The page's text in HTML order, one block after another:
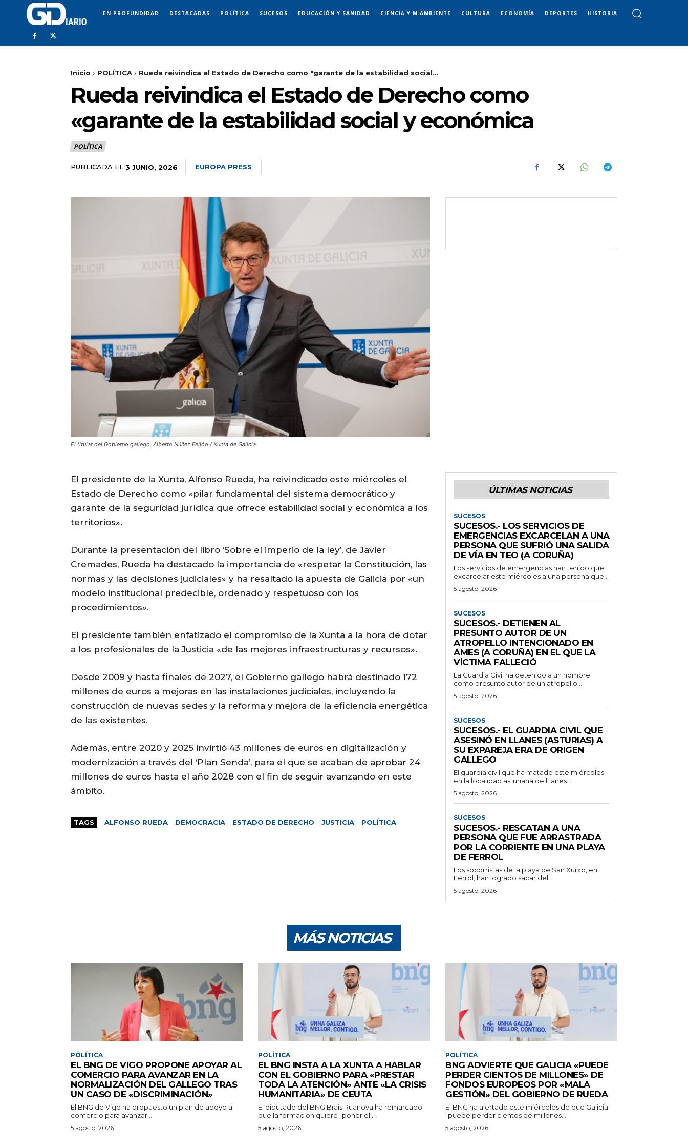
EN PROFUNDIDAD DESTACADAS POLÍTICA SUCESOS EDUCACIÓN Y SANIDAD CIENCIA Y M.AMBIENTE CULTURA ECONOMÍA DEPORTES HISTORIA
Inicio POLÍTICA Rueda reivindica el Estado de Derecho como "garante de la estabilidad social...
Rueda reivindica el Estado de Derecho como
«garante de la estabilidad social y económica
POLÍTICA
PUBLICADA EL 3 JUNIO, 2026 EUROPA PRESS
El titular del Gobierno gallego, Alberto Núñez Feijóo / Xunta de Galicia.
El presidente de la Xunta, Alfonso Rueda, ha reivindicado este miércoles el
Estado de Derecho como «pilar fundamental del sistema democrático y
garante de la seguridad jurídica que ofrece estabilidad social y económica a los
territorios».
Durante la presentación del libro ‘Sobre el imperio de la ley’, de Javier
Cremades, Rueda ha destacado la importancia de «respetar la Constitución, las
normas y las decisiones judiciales» y ha resaltado la apuesta de Galicia por «un
modelo institucional predecible, ordenado y respetuoso con los
procedimientos».
El presidente también enfatizado el compromiso de la Xunta a la hora de dotar
a los profesionales de la Justicia «de las mejores infraestructuras y recursos».
Desde 2009 y hasta finales de 2027, el Gobierno gallego habrá destinado 172
millones de euros a mejoras en las instalaciones judiciales, incluyendo la
construcción de nuevas sedes y la reforma y mejora de la eficiencia energética
de las existentes.
Además, entre 2020 y 2025 invirtió 43 millones de euros en digitalización y
modernización a través del ‘Plan Senda’, para el que se acaban de aprobar 24
millones de euros hasta el año 2028 con el fin de seguir avanzando en este
ámbito.
TAGS ALFONSO RUEDA DEMOCRACIA ESTADO DE DERECHO JUSTICIA POLÍTICA
ÚLTIMAS NOTICIAS
SUCESOS
SUCESOS.- LOS SERVICIOS DE
EMERGENCIAS EXCARCELAN A UNA
PERSONA QUE SUFRIÓ UNA SALIDA
DE VÍA EN TEO (A CORUÑA)
Los servicios de emergencias han tenido que
excarcelar este miércoles a una persona que...
5 agosto, 2026
SUCESOS
SUCESOS.- DETIENEN AL
PRESUNTO AUTOR DE UN
ATROPELLO INTENCIONADO EN
AMES (A CORUÑA) EN EL QUE LA
VÍCTIMA FALLECIÓ
La Guardia Civil ha detenido a un hombre
como presunto autor de un atropello...
5 agosto, 2026
SUCESOS
SUCESOS.- EL GUARDIA CIVIL QUE
ASESINÓ EN LLANES (ASTURIAS) A
SU EXPAREJA ERA DE ORIGEN
GALLEGO
El guardia civil que ha matado este miércoles
en la localidad asturiana de Llanes...
5 agosto, 2026
SUCESOS
SUCESOS.- RESCATAN A UNA
PERSONA QUE FUE ARRASTRADA
POR LA CORRIENTE EN UNA PLAYA
DE FERROL
Los socorristas de la playa de San Xurxo, en
Ferrol, han logrado sacar del...
5 agosto, 2026
MÁS NOTICIAS
POLÍTICA
EL BNG DE VIGO PROPONE APOYAR AL
COMERCIO PARA AVANZAR EN LA
NORMALIZACIÓN DEL GALLEGO TRAS
UN CASO DE «DISCRIMINACIÓN»
El BNG de Vigo ha propuesto un plan de apoyo al
comercio para avanzar...
5 agosto, 2026
POLÍTICA
EL BNG INSTA A LA XUNTA A HABLAR
CON EL GOBIERNO PARA «PRESTAR
TODA LA ATENCIÓN» ANTE «LA CRISIS
HUMANITARIA» DE CEUTA
El diputado del BNG Brais Ruanova ha remarcado
que la formación quiere "poner el...
5 agosto, 2026
POLÍTICA
BNG ADVIERTE QUE GALICIA «PUEDE
PERDER CIENTOS DE MILLONES» DE
FONDOS EUROPEOS POR «MALA
GESTIÓN» DEL GOBIERNO DE RUEDA
El BNG ha alertado este miércoles de que Galicia
"puede perder cientos de millones...
5 agosto, 2026